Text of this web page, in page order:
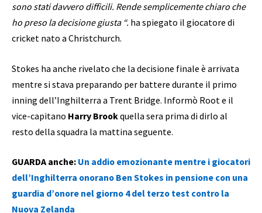
sono stati davvero difficili. Rende semplicemente chiaro che
ho preso la decisione giusta “. ha spiegato il giocatore di
cricket nato a Christchurch.
Stokes ha anche rivelato che la decisione finale è arrivata
mentre si stava preparando per battere durante il primo
inning dell’Inghilterra a Trent Bridge. Informò Root e il
vice-capitano Harry Brookquella sera prima di dirlo al
resto della squadra la mattina seguente.
GUARDA anche: Un addio emozionante mentre i giocatori
dell’Inghilterra onorano Ben Stokes in pensione con una
guardia d’onore nel giorno 4 del terzo test contro la
Nuova Zelanda